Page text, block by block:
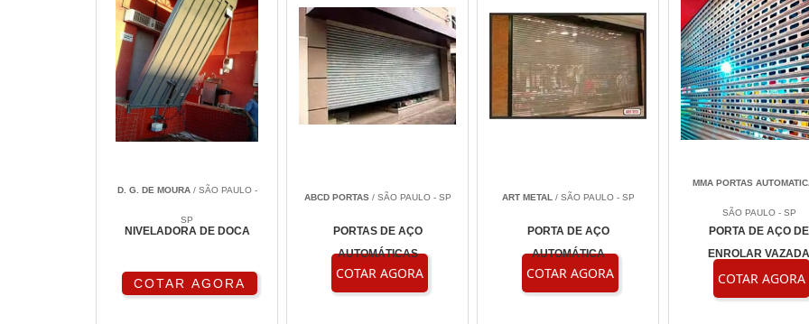
D. G. DE MOURA / SÃO PAULO -
SP
NIVELADORA DE DOCA
COTAR AGORA
ABCD PORTAS/ SÃO PAULO - SP
PORTAS DE AÇO
AUTOMÁTICAS
COTAR AGORA
ART METAL / SÃO PAULO - SP
PORTA DE AÇO
AUTOMÁTICA
COTAR AGORA
MMA PORTAS
SÃO PAULO - SP
PORTA DE AÇO DE
ENROLAR VAZADA
COTAR AGORA